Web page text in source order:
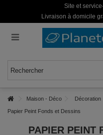
Site et
Livraison à domicile
Maison - Déco Décoration
Papier Peint Fonds et Dessins
PAPIER PEINT